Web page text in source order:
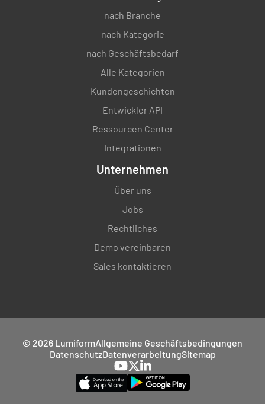
nach Branche
nach Kategorie
nach Geschäftsbedarf
Alle Kategorien
Kundengeschichten
Entwickler API
Ressourcen Center
Integrationen
Unternehmen
Über uns
Jobs
Rechtliches
Demo vereinbaren
Sales kontaktieren
© 2026 LumiformAllgemeine Geschäftsbedingungen
DatenschutzDatenverarbeitungSitemap